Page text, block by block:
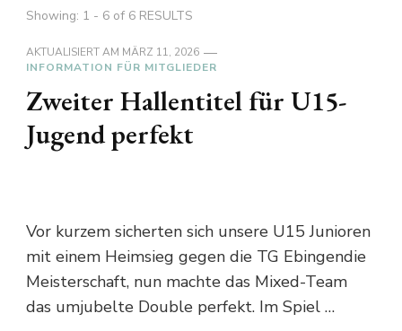
Showing: 1 - 6 of 6 RESULTS
AKTUALISIERT AM MÄRZ 11, 2026
INFORMATION FÜR MITGLIEDER
Zweiter Hallentitel für U15-
Jugend perfekt
Vor kurzem sicherten sich unsere U15 Junioren
mit einem Heimsieg gegen die TG Ebingendie
Meisterschaft, nun machte das Mixed-Team
das umjubelte Double perfekt. Im Spiel …